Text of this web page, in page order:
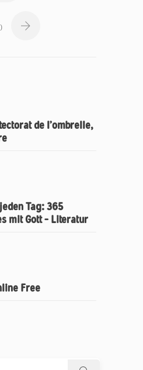
de l’ombrelle,
Tag: 365
mit Gott – Literatur
Free